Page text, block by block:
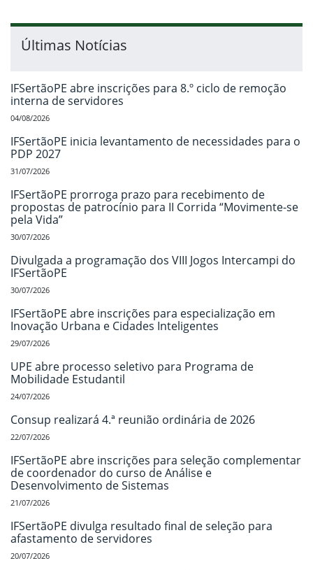
Últimas Notícias
IFSertãoPE abre inscrições para 8.º ciclo de remoção
interna de servidores
04/08/2026
IFSertãoPE inicia levantamento de necessidades para o
PDP 2027
31/07/2026
IFSertãoPE prorroga prazo para recebimento de
propostas de patrocínio para II Corrida “Movimente-se
pela Vida”
30/07/2026
Divulgada a programação dos VIII Jogos Intercampi do
IFSertãoPE
30/07/2026
IFSertãoPE abre inscrições para especialização em
Inovação Urbana e Cidades Inteligentes
29/07/2026
UPE abre processo seletivo para Programa de
Mobilidade Estudantil
24/07/2026
Consup realizará 4.ª reunião ordinária de 2026
22/07/2026
IFSertãoPE abre inscrições para seleção complementar
de coordenador do curso de Análise e
Desenvolvimento de Sistemas
21/07/2026
IFSertãoPE divulga resultado final de seleção para
afastamento de servidores
20/07/2026